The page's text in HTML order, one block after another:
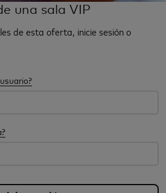
una sala VIP
de esta oferta, inicie sesión o